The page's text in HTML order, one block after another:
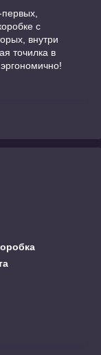
с
внутри
точилка в